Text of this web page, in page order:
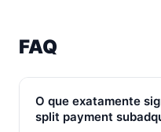
FAQ
O que exatamente
split payment